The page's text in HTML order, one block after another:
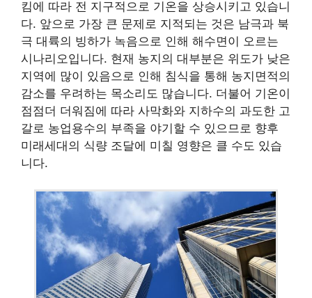
킴에 따라 전 지구적으로 기온을 상승시키고 있습니
다. 앞으로 가장 큰 문제로 지적되는 것은 남극과 북
극 대륙의 빙하가 녹음으로 인해 해수면이 오르는
시나리오입니다. 현재 농지의 대부분은 위도가 낮은
지역에 많이 있음으로 인해 침식을 통해 농지면적의
감소를 우려하는 목소리도 많습니다. 더불어 기온이
점점더 더워짐에 따라 사막화와 지하수의 과도한 고
갈로 농업용수의 부족을 야기할 수 있으므로 향후
미래세대의 식량 조달에 미칠 영향은 클 수도 있습
니다.